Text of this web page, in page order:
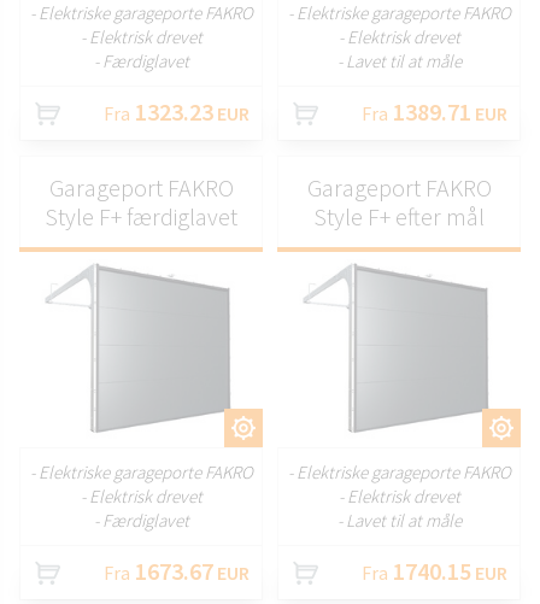
- Elektriske garageporte FAKRO
- Elektrisk drevet
- Færdiglavet
Fra 1323.23 EUR
- Elektriske garageporte FAKRO
- Elektrisk drevet
- Lavet til at måle
Fra 1389.71 EUR
Garageport FAKRO
Style F+ færdiglavet
- Elektriske garageporte FAKRO
- Elektrisk drevet
- Færdiglavet
Fra 1673.67 EUR
Garageport FAKRO
Style F+ efter mål
- Elektriske garageporte FAKRO
- Elektrisk drevet
- Lavet til at måle
Fra 1740.15 EUR